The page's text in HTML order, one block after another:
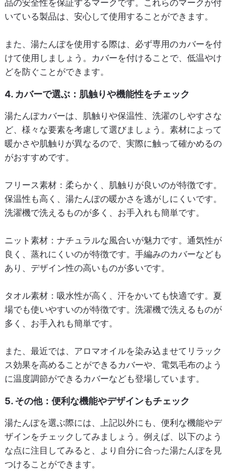
品の安全性を保証するマークです。これらのマークが付
いている製品は、安心して使用することができます。
また、湯たんぽを使用する際は、必ず専用のカバーを付
けて使用しましょう。カバーを付けることで、低温やけ
どを防ぐことができます。
4. カバーで選ぶ：肌触りや機能性をチェック
湯たんぽカバーは、肌触りや保温性、洗濯のしやすさな
ど、様々な要素を考慮して選びましょう。素材によって
暖かさや肌触りが異なるので、実際に触って確かめるの
がおすすめです。
フリース素材：柔らかく、肌触りが良いのが特徴です。
保温性も高く、湯たんぽの暖かさを逃がしにくいです。
洗濯機で洗えるものが多く、お手入れも簡単です。
ニット素材：ナチュラルな風合いが魅力です。通気性が
良く、蒸れにくいのが特徴です。手編みのカバーなども
あり、デザイン性の高いものが多いです。
タオル素材：吸水性が高く、汗をかいても快適です。夏
場でも使いやすいのが特徴です。洗濯機で洗えるものが
多く、お手入れも簡単です。
また、最近では、アロマオイルを染み込ませてリラック
ス効果を高めることができるカバーや、電気毛布のよう
に温度調節ができるカバーなども登場しています。
5. その他：便利な機能やデザインもチェック
湯たんぽを選ぶ際には、上記以外にも、便利な機能やデ
ザインをチェックしてみましょう。例えば、以下のよう
な点に注目してみると、より自分に合った湯たんぽを見
つけることができます。